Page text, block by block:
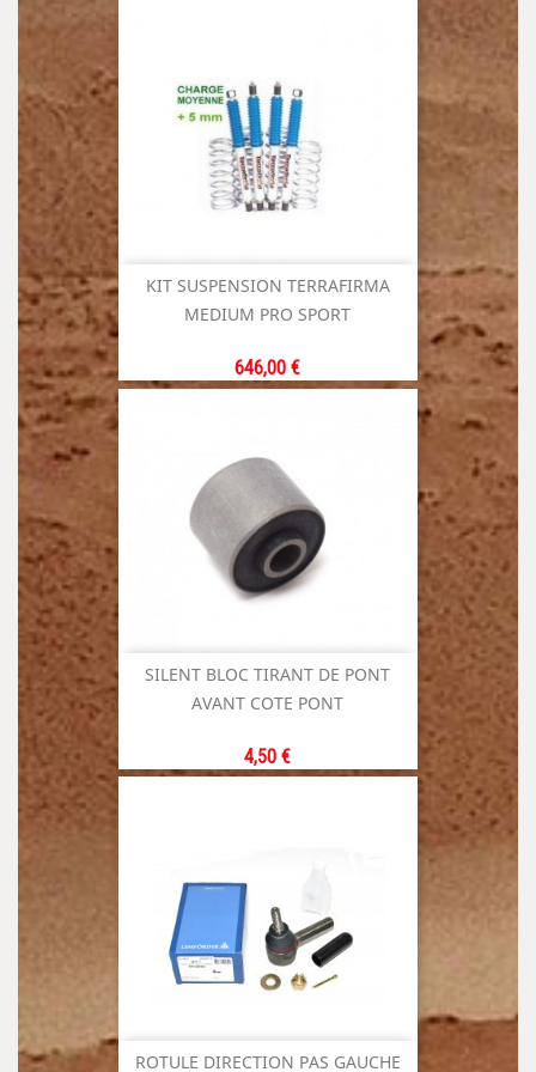
KIT SUSPENSION TERRAFIRMA
MEDIUM PRO SPORT
Prix
646,00 €
SILENT BLOC TIRANT DE PONT
AVANT COTE PONT
Prix
4,50 €
ROTULE DIRECTION PAS GAUCHE